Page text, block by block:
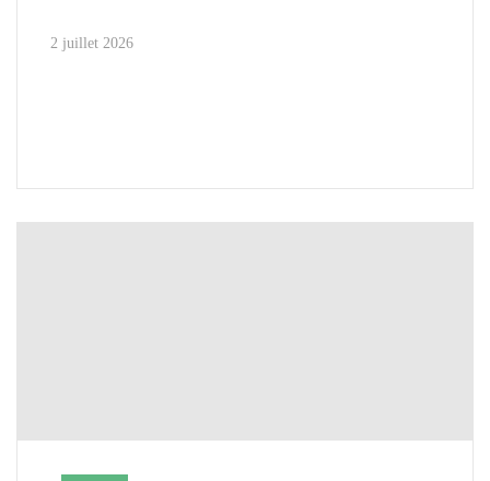
2 juillet 2026